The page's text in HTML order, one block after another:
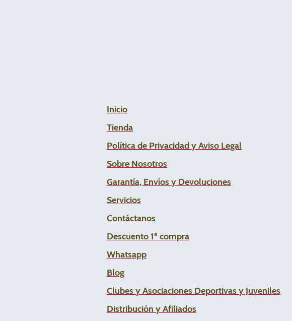
Inicio
Tienda
Política de Privacidad y Aviso Legal
Sobre Nosotros
Garantía, Envíos y Devoluciones
Servicios
Contáctanos
Descuento 1ª compra
Whatsapp
Blog
Clubes y Asociaciones Deportivas y Juveniles
Distribución y Afiliados